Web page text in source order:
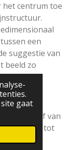
gaat
het centrum toe
een
suggestie van
beeld zo
het motief van
huis, wat tot